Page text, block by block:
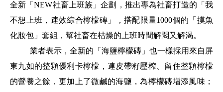
全新「NEW社畜上班族」企劃，推出專為社畜打造的「我
不想上班，速效綜合檸檬磚」，搭配限量1000個的「摸魚
化妝包」套組，幫社畜在枯燥的上班時間解悶又解渴。
業者表示，全新的「海鹽檸檬磚」也一樣採用來自屏
東九如的整顆優利卡檸檬，連皮帶籽壓榨、留住整顆檸檬
的營養之餘，更加上了微鹹的海鹽，為檸檬磚增添風味；